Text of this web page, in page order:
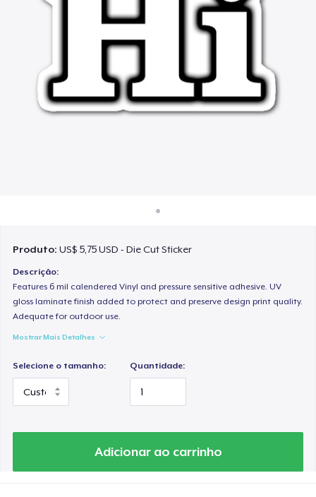
Venda em todo lugar
Produto:US$ 5,75 USD - Die Cut Sticker
Descrição:
Features 6 mil calendered Vinyl and pressure sensitive adhesive. UV
gloss laminate finish added to protect and preserve design print quality.
Adequate for outdoor use.
Mostrar Mais Detalhes
Selecione o tamanho: Quantidade:
Adicionar ao carrinho